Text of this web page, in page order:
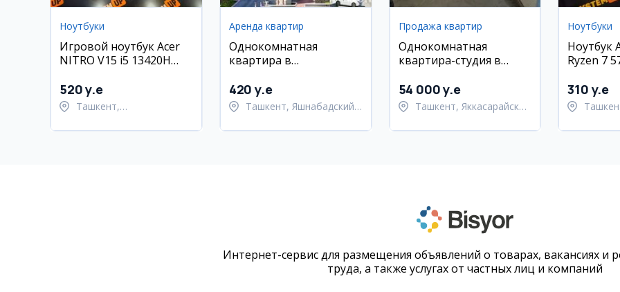
Ноутбуки
Игровой ноутбук Acer
NITRO V15 i5 13420H
520 y.e
Ташкент,
Аренда квартир
Однокомнатная
квартира в
Яшнабадский район,
Green Park
420 y.e
Ташкент, Яшнабадский
Продажа квартир
Однокомнатная
квартира-студия в
54 000 y.e
Ташкент, Яккасарайский
Ноутбуки
Ноутбук
Ryzen 7
310 y.e
Интернет-сервис для размещения объявлений о товарах, вакансиях и
труда, а также услугах от частных лиц и компаний